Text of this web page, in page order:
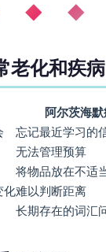
◆ ◆
老化和疾病
阿尔茨海
忘记最近学习的
无法管理预算
将物品放在不适
化难以判断距离
长期存在的词汇